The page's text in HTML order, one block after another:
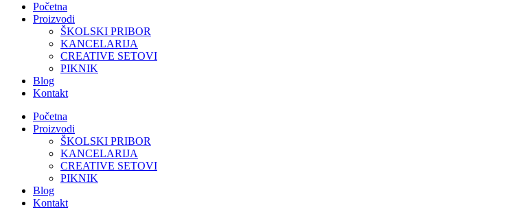
Početna
Proizvodi
ŠKOLSKI PRIBOR
KANCELARIJA
CREATIVE SETOVI
PIKNIK
Blog
Kontakt
Početna
Proizvodi
ŠKOLSKI PRIBOR
KANCELARIJA
CREATIVE SETOVI
PIKNIK
Blog
Kontakt